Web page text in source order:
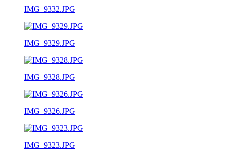
IMG_9332.JPG
IMG_9329.JPG
IMG_9328.JPG
IMG_9326.JPG
IMG_9323.JPG